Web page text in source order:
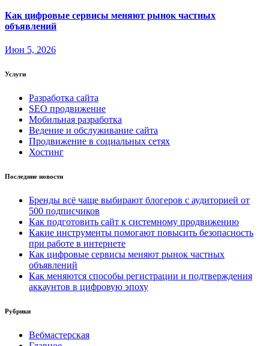
Как цифровые сервисы меняют рынок частных
объявлений
Июн 5, 2026
Услуги
Разработка сайта
SEO продвижение
Мобильная разработка
Ведение и обслуживание сайта
Продвижение в социальных сетях
Хостинг
Последние новости
Бренды всё чаще выбирают блогеров с аудиторией от
500 подписчиков
Как подготовить сайт к системному продвижению
Какие инструменты помогают повысить безопасность
при работе в интернете
Как цифровые сервисы меняют рынок частных
объявлений
Как меняются способы регистрации и подтверждения
аккаунтов в цифровую эпоху
Рубрики
Вебмастерская